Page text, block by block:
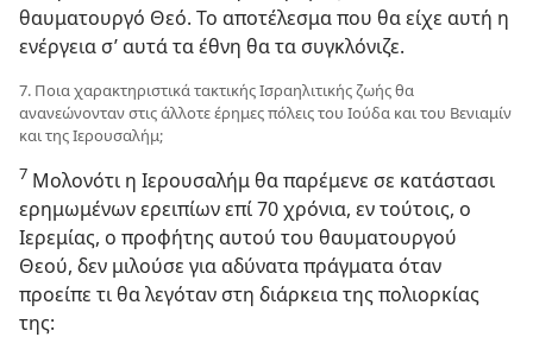
θαυματουργό Θεό. Το αποτέλεσμα που θα είχε αυτή η
ενέργεια σ’ αυτά τα έθνη θα τα συγκλόνιζε.
7. Ποια χαρακτηριστικά τακτικής Ισραηλιτικής ζωής θα
ανανεώνονταν στις άλλοτε έρημες πόλεις του Ιούδα και του Βενιαμίν
και της Ιερουσαλήμ;
7 Μολονότι η Ιερουσαλήμ θα παρέμενε σε κατάστασι
ερημωμένων ερειπίων επί 70 χρόνια, εν τούτοις, ο
Ιερεμίας, ο προφήτης αυτού του θαυματουργού
Θεού, δεν μιλούσε για αδύνατα πράγματα όταν
προείπε τι θα λεγόταν στη διάρκεια της πολιορκίας
της: